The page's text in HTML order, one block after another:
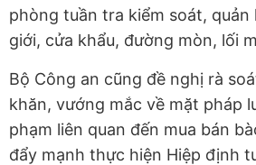
phòng tuần tra kiểm soát, quản
giới, cửa khẩu, đường mòn, lối
Bộ Công an cũng đề nghị rà
khăn, vướng mắc về mặt pháp
phạm liên quan đến mua bán
đẩy mạnh thực hiện Hiệp định